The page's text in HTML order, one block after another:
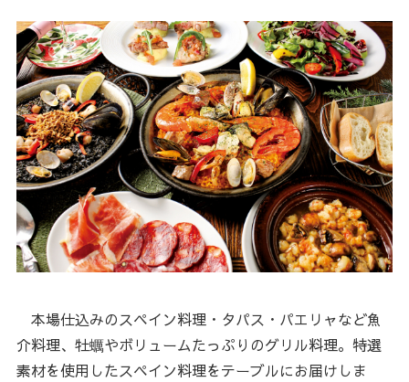
本場仕込みのスペイン料理・タパス・パエリャなど魚
介料理、牡蠣やボリュームたっぷりのグリル料理。特選
素材を使用したスペイン料理をテーブルにお届けしま